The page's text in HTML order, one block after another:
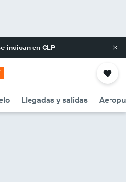
indican en CLP
Llegadas y salidas